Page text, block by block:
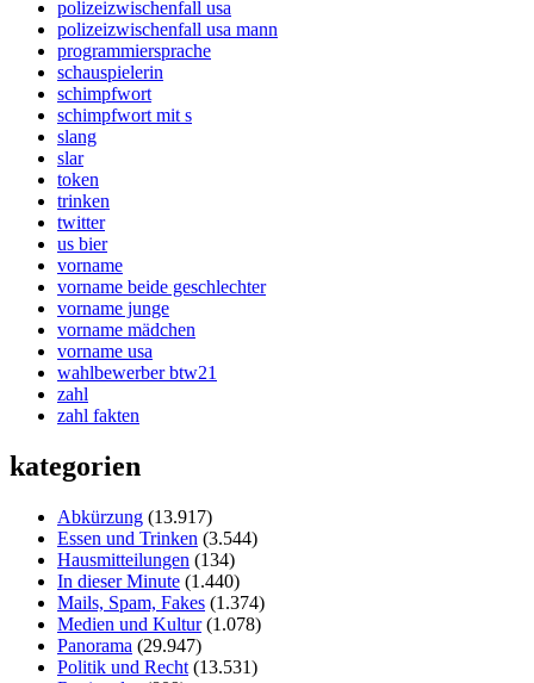
polizeizwischenfall usa
polizeizwischenfall usa mann
programmiersprache
schauspielerin
schimpfwort
schimpfwort mit s
slang
slar
token
trinken
twitter
us bier
vorname
vorname beide geschlechter
vorname junge
vorname mädchen
vorname usa
wahlbewerber btw21
zahl
zahl fakten
kategorien
Abkürzung (13.917)
Essen und Trinken (3.544)
Hausmitteilungen (134)
In dieser Minute (1.440)
Mails, Spam, Fakes (1.374)
Medien und Kultur(1.078)
Panorama (29.947)
Politik und Recht (13.531)